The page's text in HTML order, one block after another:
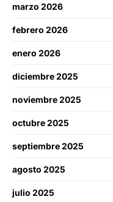
marzo 2026
febrero 2026
enero 2026
diciembre 2025
noviembre 2025
octubre 2025
septiembre 2025
agosto 2025
julio 2025